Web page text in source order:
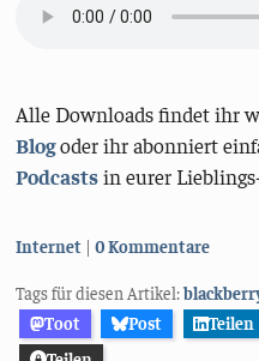
Alle Downloads findet ihr
Blogoder ihr abonniert
Podcastsin eurer
Kategorien:
Internet 0 Kommentare
Tags für diesen Artikel:
Toot
Post Teilen